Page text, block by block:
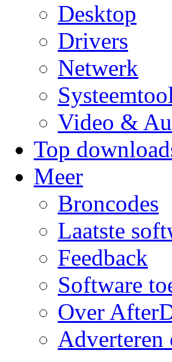
Desktop
Drivers
Netwerk
Video &
Top
Meer
Broncodes
Laatste
Feedback
Software
Over